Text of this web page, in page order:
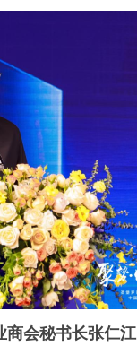
商会秘书长张仁江